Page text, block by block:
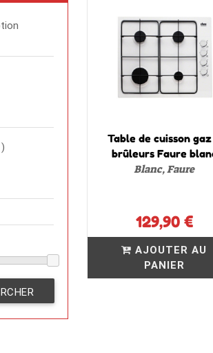
Table de cuisson
brûleurs Faure
Blanc, Faure
129,90 €
AJOUTER AU
PANIER